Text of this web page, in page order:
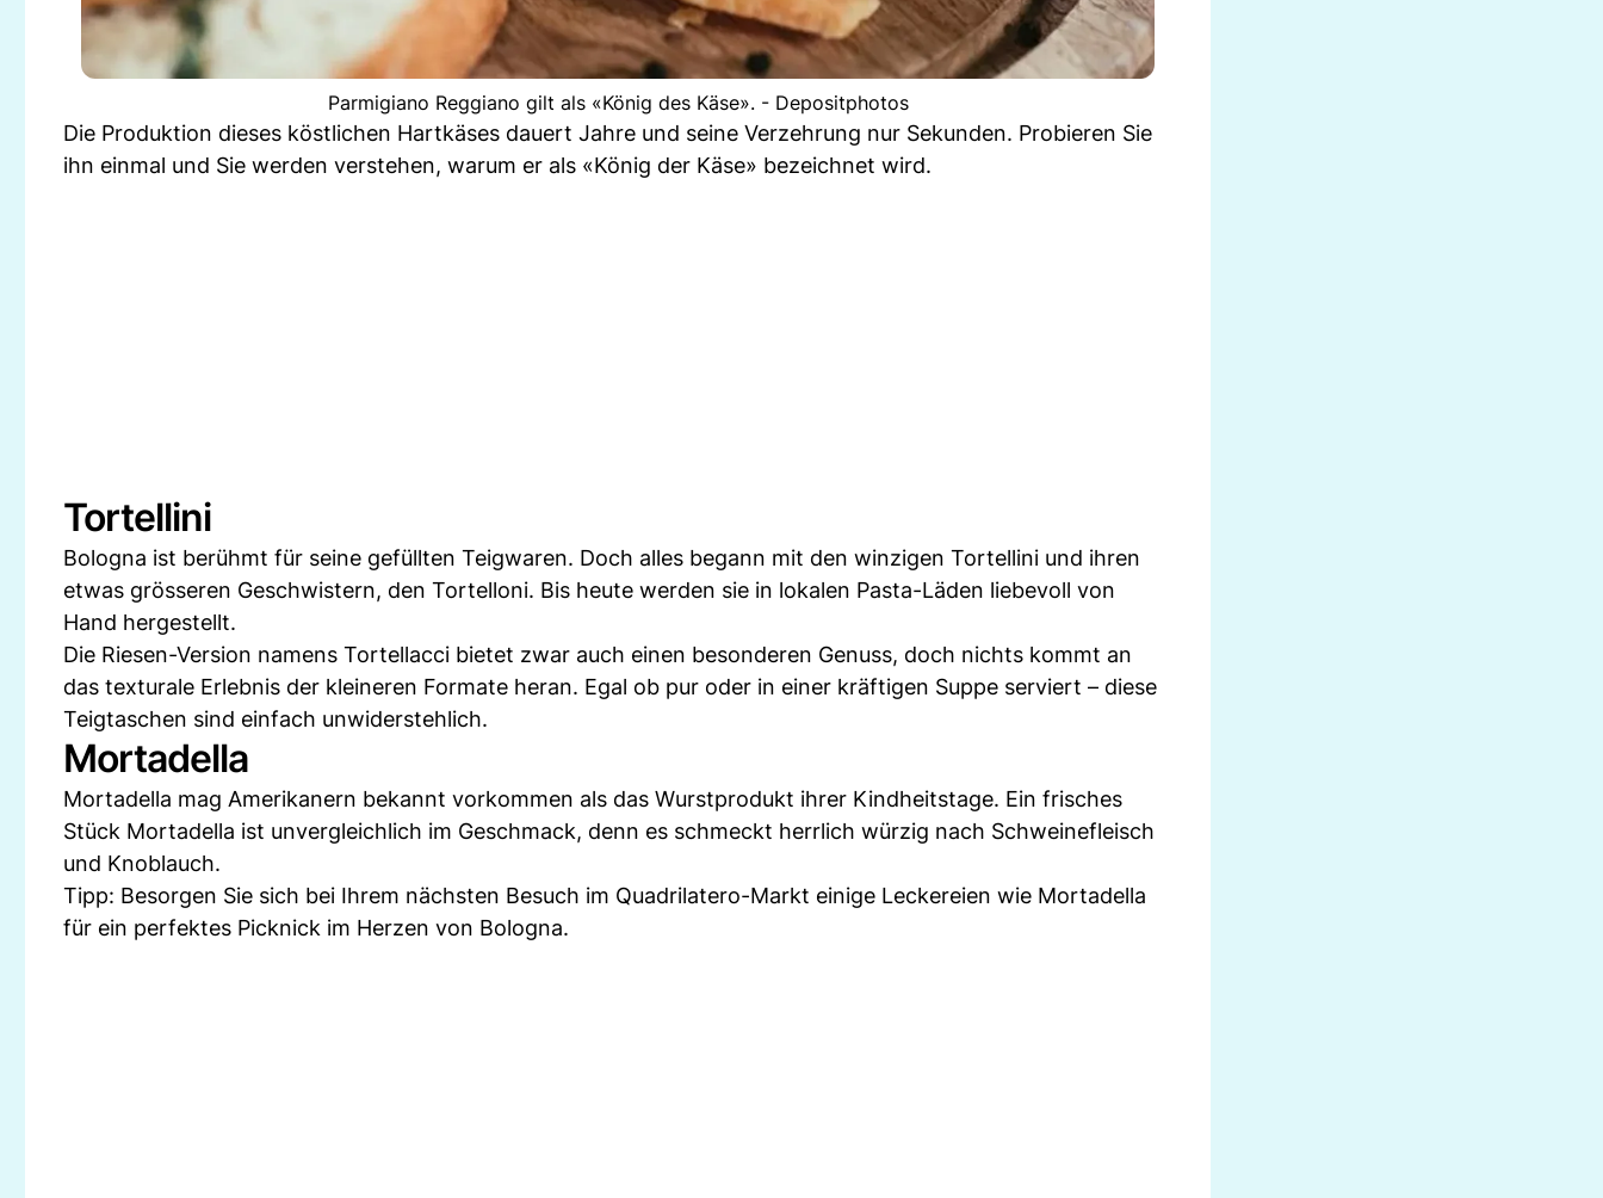
Parmigiano Reggiano gilt als «König des Käse». - Depositphotos
Die Produktion dieses köstlichen Hartkäses dauert Jahre und seine Verzehrung nur Sekunden. Probieren Sie
ihn einmal und Sie werden verstehen, warum er als «König der Käse» bezeichnet wird.
Tortellini
Bologna ist berühmt für seine gefüllten Teigwaren. Doch alles begann mit den winzigen Tortellini und ihren
etwas grösseren Geschwistern, den Tortelloni. Bis heute werden sie in lokalen Pasta-Läden liebevoll von
Hand hergestellt.
Die Riesen-Version namens Tortellacci bietet zwar auch einen besonderen Genuss, doch nichts kommt an
das texturale Erlebnis der kleineren Formate heran. Egal ob pur oder in einer kräftigen Suppe serviert – diese
Teigtaschen sind einfach unwiderstehlich.
Mortadella
Mortadella mag Amerikanern bekannt vorkommen als das Wurstprodukt ihrer Kindheitstage. Ein frisches
Stück Mortadella ist unvergleichlich im Geschmack, denn es schmeckt herrlich würzig nach Schweinefleisch
und Knoblauch.
Tipp: Besorgen Sie sich bei Ihrem nächsten Besuch im Quadrilatero-Markt einige Leckereien wie Mortadella
für ein perfektes Picknick im Herzen von Bologna.